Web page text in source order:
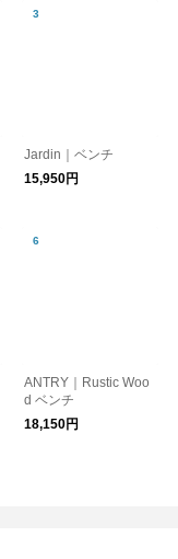
Jardin｜ベンチ
15,950円
ANTRY｜Rustic Woo
d ベンチ
18,150円